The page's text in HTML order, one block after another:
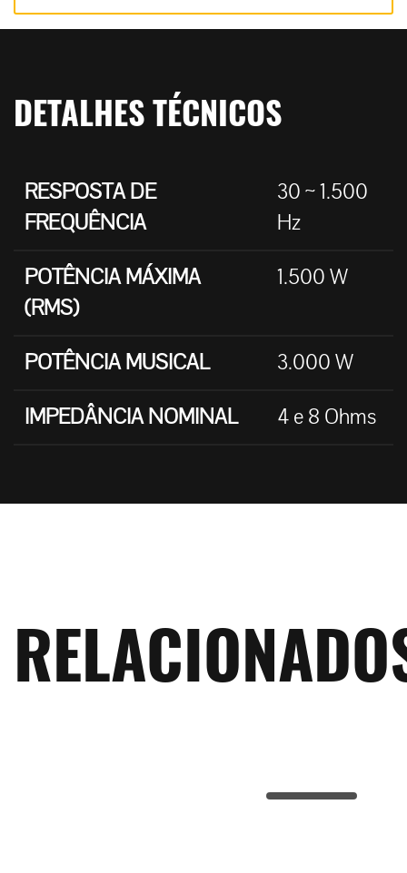
DETALHES TÉCNICOS
RESPOSTA DE
FREQUÊNCIA
30 ~ 1.500
Hz
POTÊNCIA MÁXIMA
(RMS)
1.500 W
POTÊNCIA MUSICAL
3.000 W
IMPEDÂNCIA NOMINAL
4 e 8 Ohms